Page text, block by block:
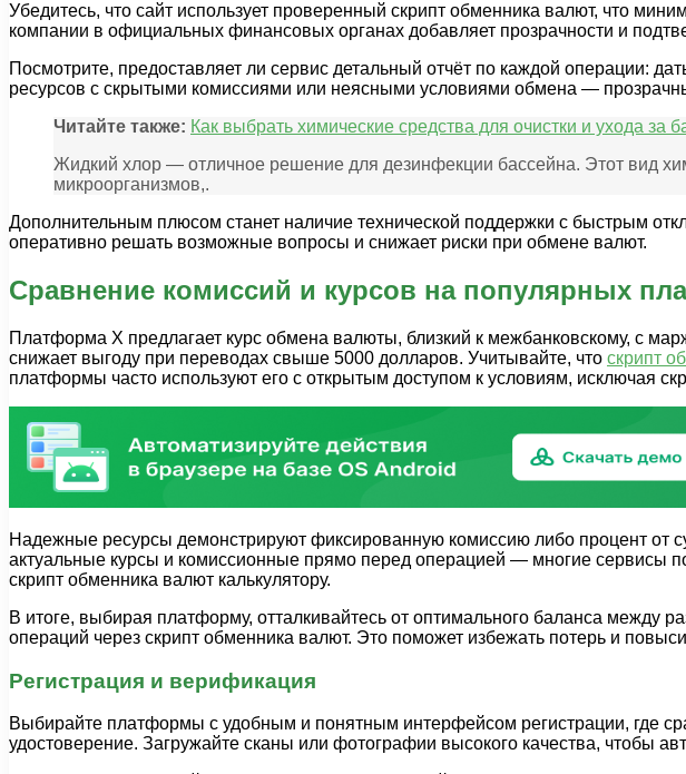
Убедитесь, что сайт использует проверенный скрипт обменника валют, что
компании в официальных финансовых органах добавляет прозрачности и
Посмотрите, предоставляет ли сервис детальный отчёт по каждой операции:
ресурсов с скрытыми комиссиями или неясными условиями обмена —
Читайте также: Как выбрать химические средства для очистки и ухода за
Жидкий хлор — отличное решение для дезинфекции бассейна. Этот вид
микроорганизмов,.
Дополнительным плюсом станет наличие технической поддержки с быстрым
оперативно решать возможные вопросы и снижает риски при обмене валют.
Сравнение комиссий и курсов на популярных
Платформа X предлагает курс обмена валюты, близкий к межбанковскому, с
снижает выгоду при переводах свыше 5000 долларов. Учитывайте, что скрипт
платформы часто используют его с открытым доступом к условиям, исключая
Надежные ресурсы демонстрируют фиксированную комиссию либо процент
актуальные курсы и комиссионные прямо перед операцией — многие сервисы
скрипт обменника валют калькулятору.
В итоге, выбирая платформу, отталкивайтесь от оптимального баланса между
операций через скрипт обменника валют. Это поможет избежать потерь и
Регистрация и верификация
Выбирайте платформы с удобным и понятным интерфейсом регистрации, где
удостоверение. Загружайте сканы или фотографии высокого качества, чтобы